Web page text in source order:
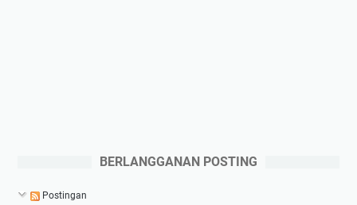
BERLANGGANAN POSTING
Postingan